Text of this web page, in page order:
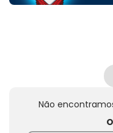
Não